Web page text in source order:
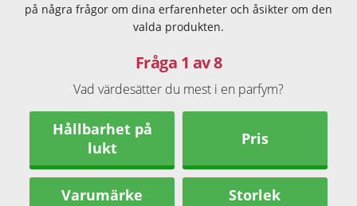
på några frågor om dina erfarenheter och åsikter om den
valda produkten.
Fråga 1 av 8
Vad värdesätter du mest i en parfym?
Hållbarhet på
lukt
Pris
Varumärke Storlek